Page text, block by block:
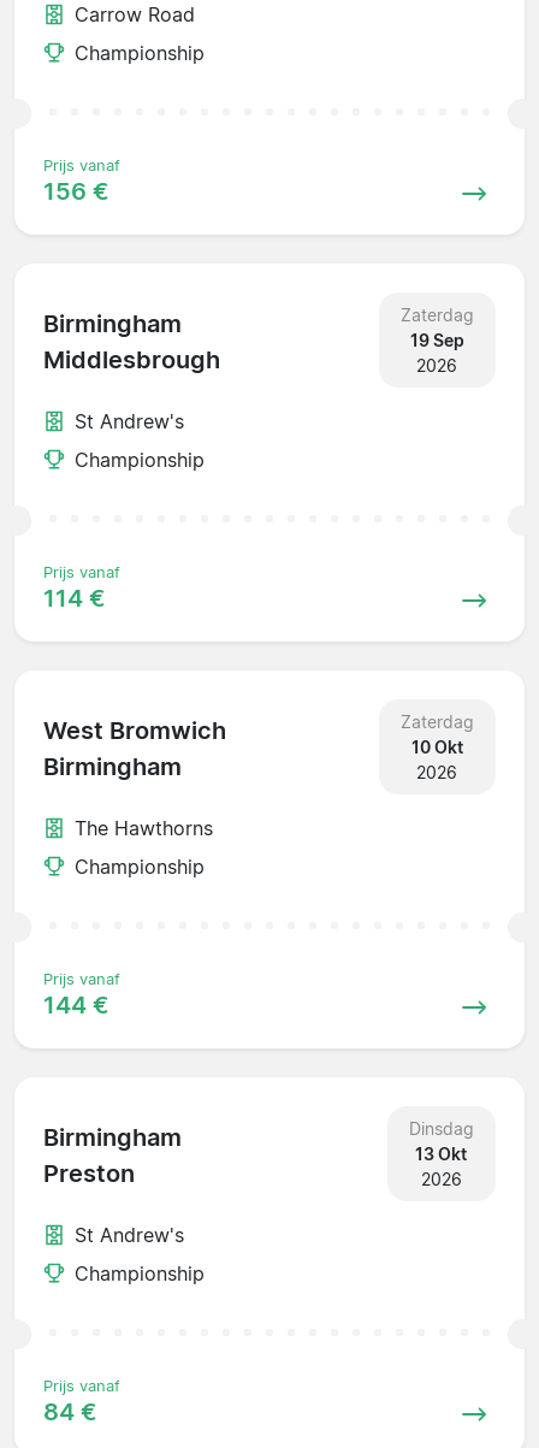
Carrow Road
Championship
Prijs vanaf
156 €
Birmingham
Middlesbrough
Zaterdag
19 Sep
2026
St Andrew's
Championship
Prijs vanaf
114 €
West Bromwich
Birmingham
Zaterdag
10 Okt
2026
The Hawthorns
Championship
Prijs vanaf
144 €
Birmingham
Preston
Dinsdag
13 Okt
2026
St Andrew's
Championship
Prijs vanaf
84 €